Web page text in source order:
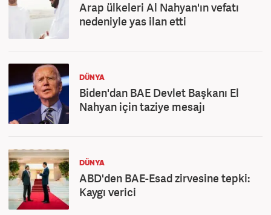
Arap ülkeleri Al Nahyan'ın vefatı
nedeniyle yas ilan etti
DÜNYA
Biden'dan BAE Devlet Başkanı El
Nahyan için taziye mesajı
DÜNYA
ABD'den BAE-Esad zirvesine tepki:
Kaygı verici